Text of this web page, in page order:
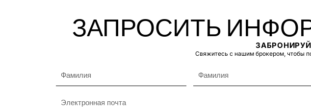
ЗАПРОСИТЬ
Свяжитесь с нашим брокером, чтобы